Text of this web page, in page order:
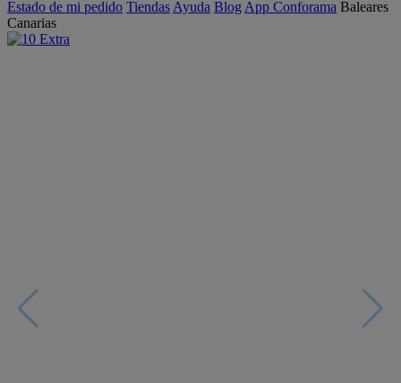
Estado de mi pedido Tiendas Ayuda Blog App Conforama Baleares
Canarias